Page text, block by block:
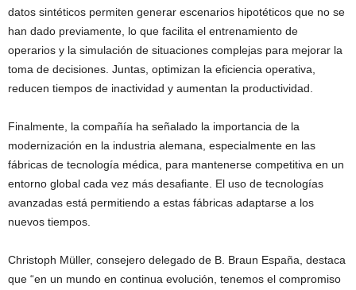
datos sintéticos permiten generar escenarios hipotéticos que no se
han dado previamente, lo que facilita el entrenamiento de
operarios y la simulación de situaciones complejas para mejorar la
toma de decisiones. Juntas, optimizan la eficiencia operativa,
reducen tiempos de inactividad y aumentan la productividad.
Finalmente, la compañía ha señalado la importancia de la
modernización en la industria alemana, especialmente en las
fábricas de tecnología médica, para mantenerse competitiva en un
entorno global cada vez más desafiante. El uso de tecnologías
avanzadas está permitiendo a estas fábricas adaptarse a los
nuevos tiempos.
Christoph Müller, consejero delegado de B. Braun España, destaca
que “en un mundo en continua evolución, tenemos el compromiso